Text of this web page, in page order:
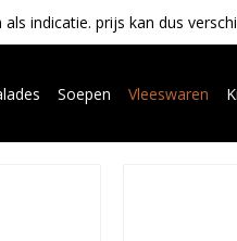
indicatie. prijs kan dus
Soepen Vleeswaren